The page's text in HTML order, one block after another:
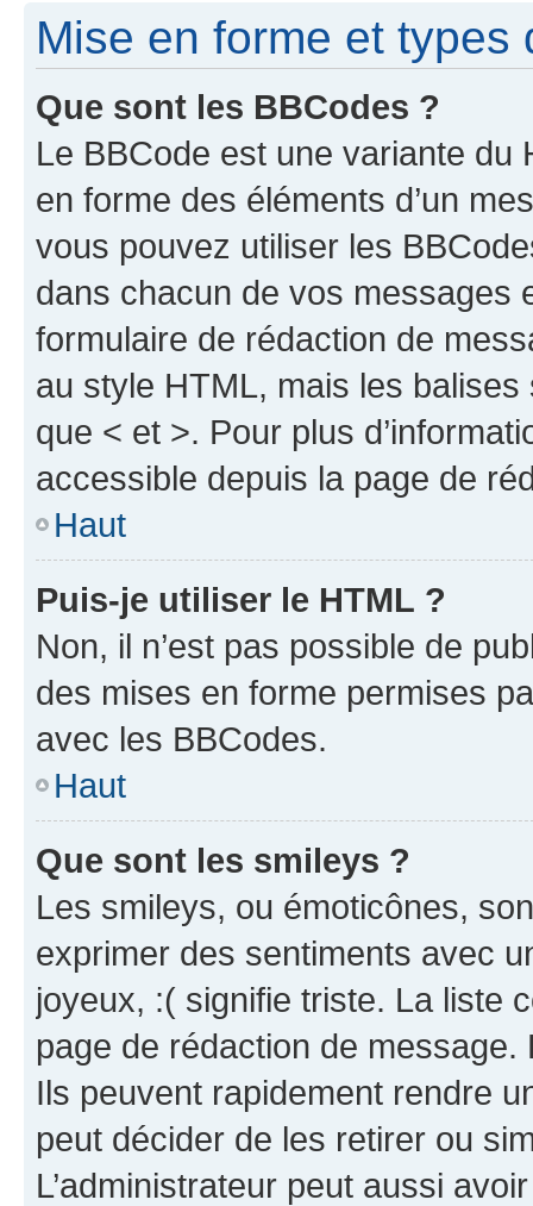
Mise en forme et types
Que sont les BBCodes ?
Le BBCode est une variante du
en forme des éléments d’un
vous pouvez utiliser les
dans chacun de vos messages
formulaire de rédaction de
au style HTML, mais les
que < et >. Pour plus
accessible depuis la page de
Haut
Puis-je utiliser le HTML ?
Non, il n’est pas possible de
des mises en forme permises
avec les BBCodes.
Haut
Que sont les smileys ?
Les smileys, ou émoticônes,
exprimer des sentiments avec
joyeux, :( signifie triste. La liste
page de rédaction de
Ils peuvent rapidement rendre
peut décider de les retirer ou
L’administrateur peut aussi